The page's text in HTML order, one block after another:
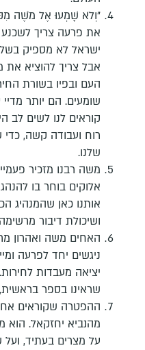
"וְלֹא שָׁמְעוּ אֶל מֹשֶׁה
את פרעה צריך
ישראל לא מספיק
אבל צריך להוציא את
העם ובפיו בשורת
שומעים. הם יותר מדיי
קוראים לנו לשים לב
רוח ועבודה קשה,
שלנו.
משה רבנו מזכיר
אלוקים בוחר בו
אותנו כאן שהמנהיג
ושיכולת דיבור
האחים משה ואהרון
ניגשים יחד לפרעה
יציאה מעבדות
שראינו בספר
ההפטרה שקוראים
מהנביא יחזקאל. הוא
על מצרים בעתיד, ועל